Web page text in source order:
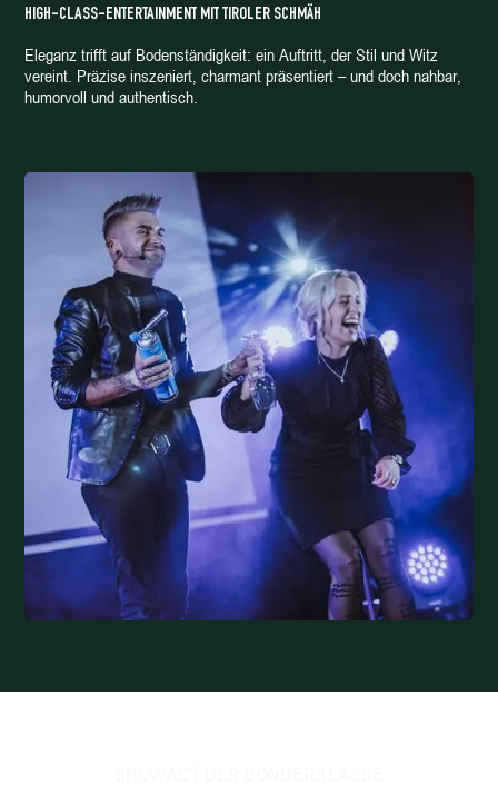
HIGH-CLASS-ENTERTAINMENT MIT TIROLER SCHMÄH
Eleganz trifft auf Bodenständigkeit: ein Auftritt, der Stil und Witz
vereint. Präzise inszeniert, charmant präsentiert – und doch nahbar,
humorvoll und authentisch.